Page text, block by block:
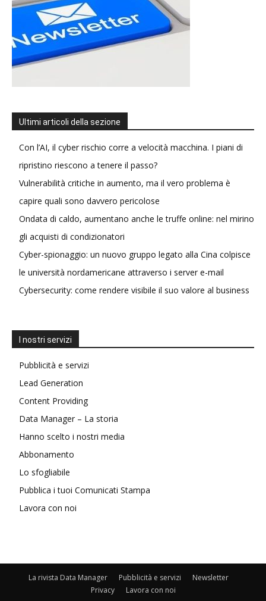
Ultimi articoli della sezione
Con l’AI, il cyber rischio corre a velocità macchina. I piani di
ripristino riescono a tenere il passo?
Vulnerabilità critiche in aumento, ma il vero problema è
capire quali sono davvero pericolose
Ondata di caldo, aumentano anche le truffe online: nel mirino
gli acquisti di condizionatori
Cyber-spionaggio: un nuovo gruppo legato alla Cina colpisce
le università nordamericane attraverso i server e-mail
Cybersecurity: come rendere visibile il suo valore al business
I nostri servizi
Pubblicità e servizi
Lead Generation
Content Providing
Data Manager – La storia
Hanno scelto i nostri media
Abbonamento
Lo sfogliabile
Pubblica i tuoi Comunicati Stampa
Lavora con noi
La rivista Data Manager Pubblicità e servizi
Newsletter
Privacy
Lavora con noi